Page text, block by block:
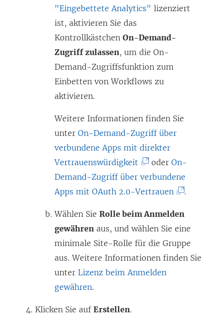
"Eingebettete Analytics" lizenziert
ist, aktivieren Sie das
Kontrollkästchen On-Demand-
Zugriff zulassen, um die On-
Demand-Zugriffsfunktion zum
Einbetten von Workflows zu
aktivieren.
Weitere Informationen finden Sie
unter On-Demand-Zugriff über
verbundene Apps mit direkter
Vertrauenswürdigkeit
L
i
oder On-
Demand-Zugriff über verbundene
Apps mit OAuth 2.0-Vertrauen
k
.
Wählen Sie Rolle beim Anmelden
gewähren aus, und wählen Sie eine
minimale Site-Rolle für die Gruppe
aus. Weitere Informationen finden Sie
unter Lizenz beim Anmelden
gewähren.
Klicken Sie auf Erstellen.